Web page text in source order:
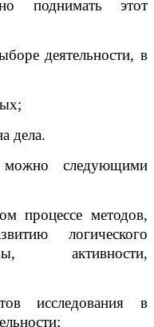
поднимать этот
деятельности, в
дела.
можно следующими
процессе методов,
логического
активности,
исследования в